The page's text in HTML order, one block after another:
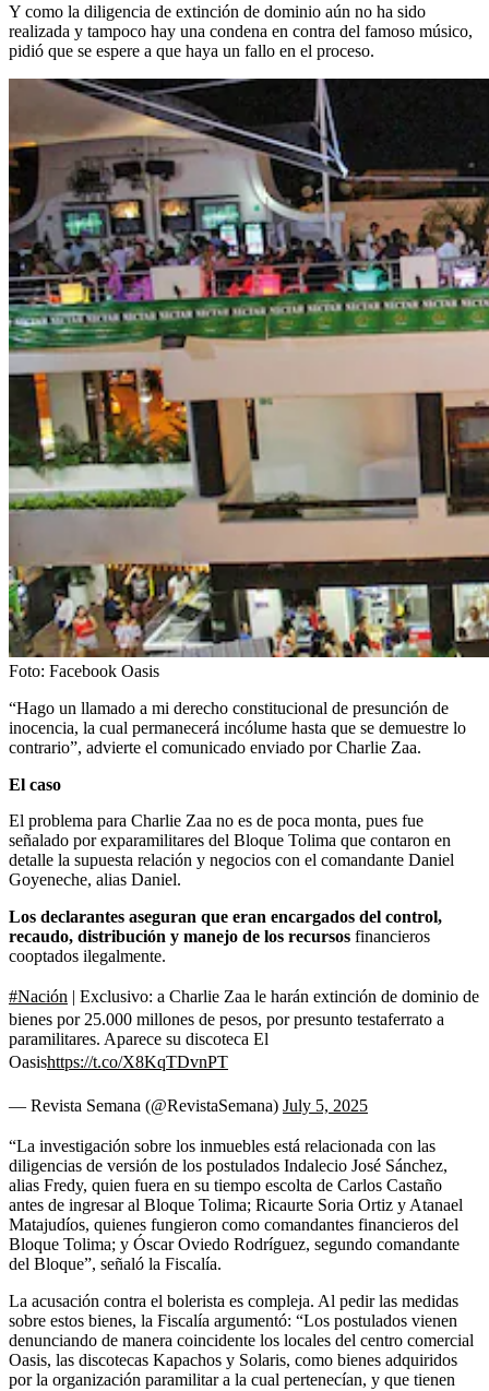
Y como la diligencia de extinción de dominio aún no ha sido
realizada y tampoco hay una condena en contra del famoso músico,
pidió que se espere a que haya un fallo en el proceso.
Foto: Facebook Oasis
“Hago un llamado a mi derecho constitucional de presunción de
inocencia, la cual permanecerá incólume hasta que se demuestre lo
contrario”, advierte el comunicado enviado por Charlie Zaa.
El caso
El problema para Charlie Zaa no es de poca monta, pues fue
señalado por exparamilitares del Bloque Tolima que contaron en
detalle la supuesta relación y negocios con el comandante Daniel
Goyeneche, alias Daniel.
Los declarantes aseguran que eran encargados del control,
recaudo, distribución y manejo de los recursos financieros
cooptados ilegalmente.
#Nación | Exclusivo: a Charlie Zaa le harán extinción de dominio de
bienes por 25.000 millones de pesos, por presunto testaferrato a
paramilitares. Aparece su discoteca El
Oasishttps://t.co/X8KqTDvnPT
— Revista Semana (@RevistaSemana) July 5, 2025
“La investigación sobre los inmuebles está relacionada con las
diligencias de versión de los postulados Indalecio José Sánchez,
alias Fredy, quien fuera en su tiempo escolta de Carlos Castaño
antes de ingresar al Bloque Tolima; Ricaurte Soria Ortiz y Atanael
Matajudíos, quienes fungieron como comandantes financieros del
Bloque Tolima; y Óscar Oviedo Rodríguez, segundo comandante
del Bloque”, señaló la Fiscalía.
La acusación contra el bolerista es compleja. Al pedir las medidas
sobre estos bienes, la Fiscalía argumentó: “Los postulados vienen
denunciando de manera coincidente los locales del centro comercial
Oasis, las discotecas Kapachos y Solaris, como bienes adquiridos
por la organización paramilitar a la cual pertenecían, y que tienen